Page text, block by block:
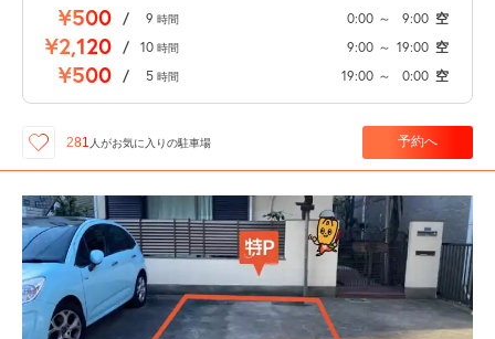
¥500 / 9 時間 0:00 ～ 9:00 空
¥2,120 / 10 時間 9:00 ～ 19:00 空
¥500 / 5 時間 19:00 ～ 0:00 空
281 人がお気に入りの駐車場 予約へ